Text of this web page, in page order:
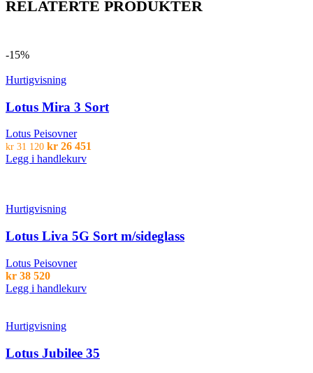
RELATERTE PRODUKTER
-15%
Hurtigvisning
Lotus Mira 3 Sort
Lotus Peisovner
kr 31 120 Opprinnelig
pris
kr 26 451
Legg i handlekurv
Hurtigvisning
Lotus Liva 5G Sort m/sideglass
Lotus Peisovner
kr 38 520
Legg i handlekurv
Hurtigvisning
Lotus Jubilee 35